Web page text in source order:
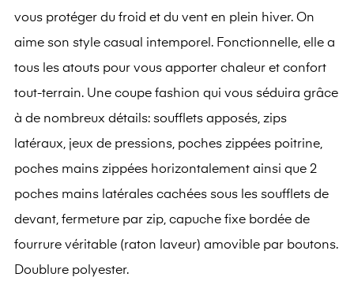
vous protéger du froid et du vent en plein hiver. On
aime son style casual intemporel. Fonctionnelle, elle a
tous les atouts pour vous apporter chaleur et confort
tout-terrain. Une coupe fashion qui vous séduira grâce
à de nombreux détails: soufflets apposés, zips
latéraux, jeux de pressions, poches zippées poitrine,
poches mains zippées horizontalement ainsi que 2
poches mains latérales cachées sous les soufflets de
devant, fermeture par zip, capuche fixe bordée de
fourrure véritable (raton laveur) amovible par boutons.
Doublure polyester.